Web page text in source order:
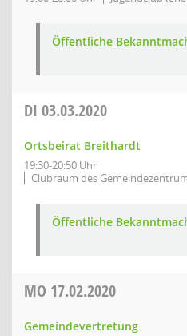
Öffentliche
DI 03.03.2020
Ortsbeirat Breithardt
19:30-20:50 Uhr
Clubraum des
Öffentliche
MO 17.02.2020
Gemeindevertretung